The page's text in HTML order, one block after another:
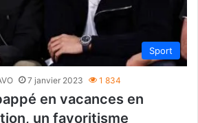
Sport
7 janvier 2023 1 834
en vacances en
un favoritisme